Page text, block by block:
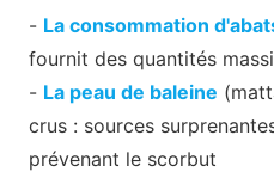
- La consommation
fournit des quantités
- La peau de baleine
crus : sources
prévenant le scorbut